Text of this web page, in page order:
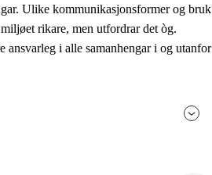
Ulike kommunikasjonsformer og bruk
rikare, men utfordrar det òg.
ansvarleg i alle samanhengar i og utanfor